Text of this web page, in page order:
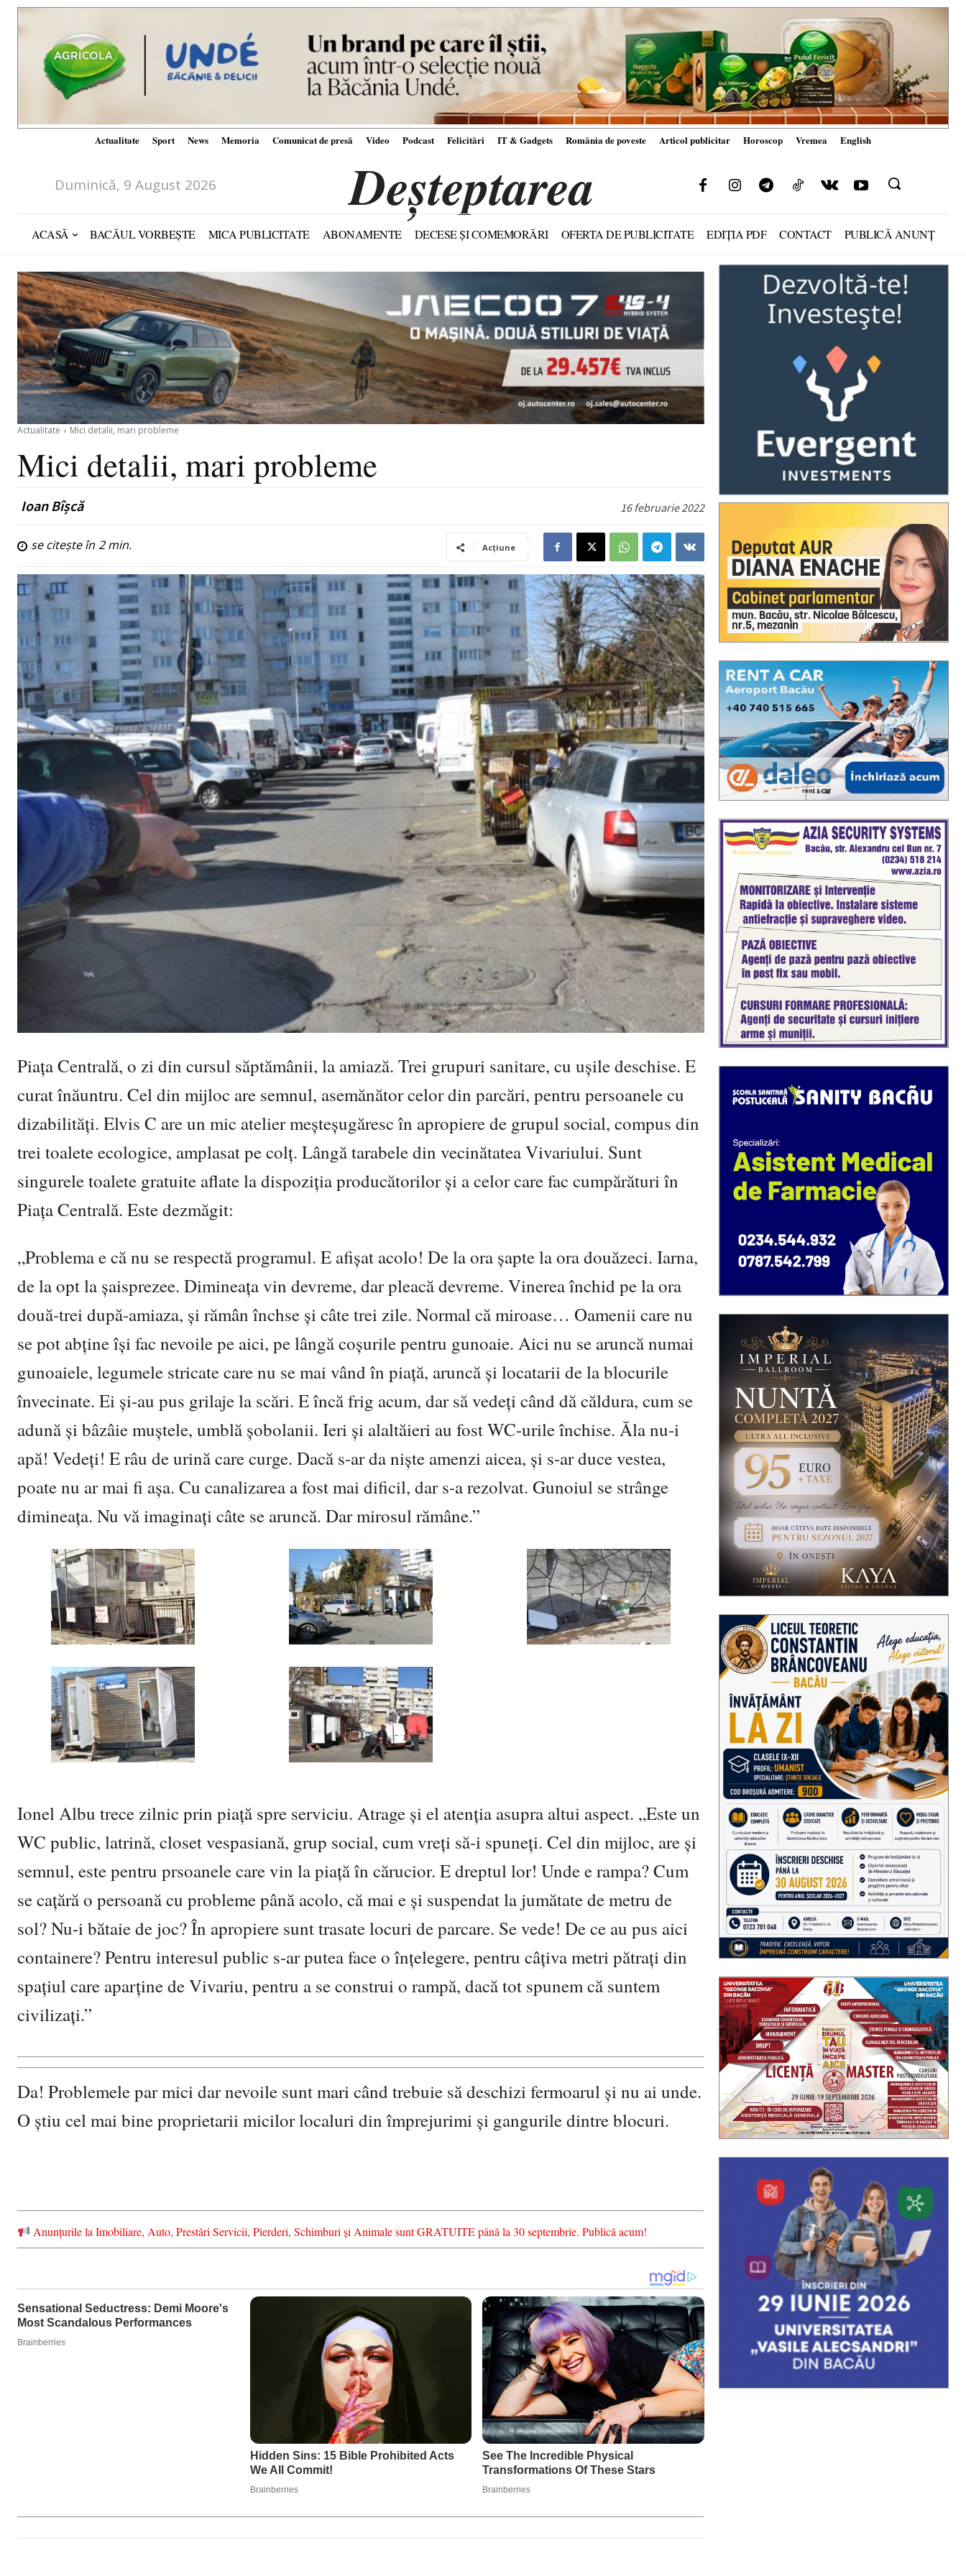
Actualitate Sport News Memoria Comunicat de presă Video Podcast Felicitări IT & Gadgets România de poveste Articol publicitar Horoscop Vremea English
Duminică, 9 August 2026 Deșteptarea
ACASĂ BACĂUL VORBEȘTE MICA PUBLICITATE ABONAMENTE DECESE ȘI COMEMORĂRI OFERTA DE PUBLICITATE EDIȚIA PDF CONTACT PUBLICĂ ANUNȚ
Actualitate Mici detalii, mari probleme
Mici detalii, mari probleme
Ioan Bîșcă 16 februarie 2022
se citește în 2min. Acțiune
Piața Centrală, o zi din cursul săptămânii, la amiază. Trei grupuri sanitare, cu ușile deschise. E
curat înăuntru. Cel din mijloc are semnul, asemănător celor din parcări, pentru persoanele cu
dizabilități. Elvis C are un mic atelier meșteșugăresc în apropiere de grupul social, compus din
trei toalete ecologice, amplasat pe colț. Lângă tarabele din vecinătatea Vivariului. Sunt
singurele toalete gratuite aflate la dispoziția producătorilor și a celor care fac cumpărături în
Piața Centrală. Este dezmăgit:
„Problema e că nu se respectă programul. E afișat acolo! De la ora șapte la ora douăzeci. Iarna,
de la opt la șaisprezee. Dimineața vin devreme, dar pleacă devreme. Vinerea închid pe la ora
două-trei după-amiaza, și rămân închse și câte trei zile. Normal că miroase… Oamenii care nu
se pot abține își fac nevoile pe aici, pe lângă coșurile pentru gunoaie. Aici nu se aruncă numai
gunoaiele, legumele stricate care nu se mai vând în piață, aruncă și locatarii de la blocurile
învecinate. Ei și-au pus grilaje la scări. E încă frig acum, dar să vedeți când dă căldura, cum se
adună și bâzâie muștele, umblă șobolanii. Ieri și alaltăieri au fost WC-urile închise. Ăla nu-i
apă! Vedeți! E râu de urină care curge. Dacă s-ar da niște amenzi aicea, și s-ar duce vestea,
poate nu ar mai fi așa. Cu canalizarea a fost mai dificil, dar s-a rezolvat. Gunoiul se strânge
dimineața. Nu vă imaginați câte se aruncă. Dar mirosul rămâne.”
Ionel Albu trece zilnic prin piață spre serviciu. Atrage și el atenția asupra altui aspect. „Este un
WC public, latrină, closet vespasiană, grup social, cum vreți să-i spuneți. Cel din mijloc, are și
semnul, este pentru prsoanele care vin la piață în cărucior. E dreptul lor! Unde e rampa? Cum
se cațără o persoană cu probleme până acolo, că mai e și suspendat la jumătate de metru de
sol? Nu-i bătaie de joc? În apropiere sunt trasate locuri de parcare. Se vede! De ce au pus aici
containere? Pentru interesul public s-ar putea face o înțelegere, pentru câțiva metri pătrați din
spațiul care aparține de Vivariu, pentru a se construi o rampă, dacă tot spunem că suntem
civilizați.”
Da! Problemele par mici dar nevoile sunt mari când trebuie să deschizi fermoarul și nu ai unde.
O știu cel mai bine proprietarii micilor localuri din împrejurimi și gangurile dintre blocuri.
Anunțurile la Imobiliare, Auto, Prestări Servicii, Pierderi, Schimburi și Animale sunt GRATUITE până la 30 septembrie. Publică acum!